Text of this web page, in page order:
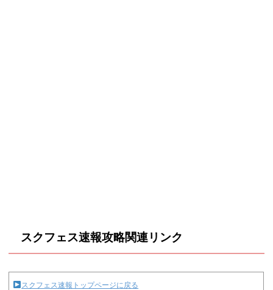
スクフェス速報攻略関連リンク
スクフェス速報トップページに戻る